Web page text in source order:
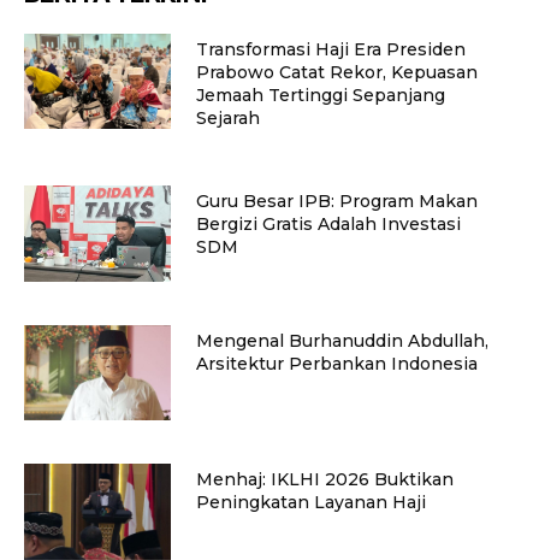
Transformasi Haji Era Presiden
Prabowo Catat Rekor, Kepuasan
Jemaah Tertinggi Sepanjang
Sejarah
Guru Besar IPB: Program Makan
Bergizi Gratis Adalah Investasi
SDM
Mengenal Burhanuddin Abdullah,
Arsitektur Perbankan Indonesia
Menhaj: IKLHI 2026 Buktikan
Peningkatan Layanan Haji